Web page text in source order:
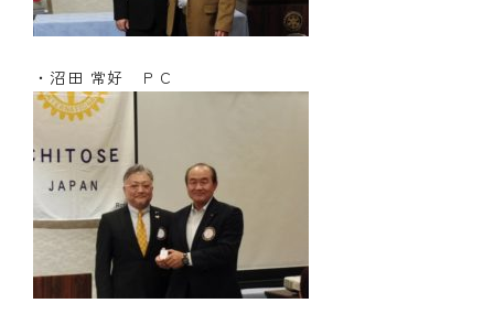
・沼田 常好 ＰＣ